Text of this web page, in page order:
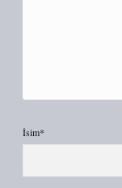
İsim*